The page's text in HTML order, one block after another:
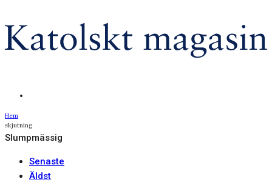
Hem
skjutning
Slumpmässig
Senaste
Äldst